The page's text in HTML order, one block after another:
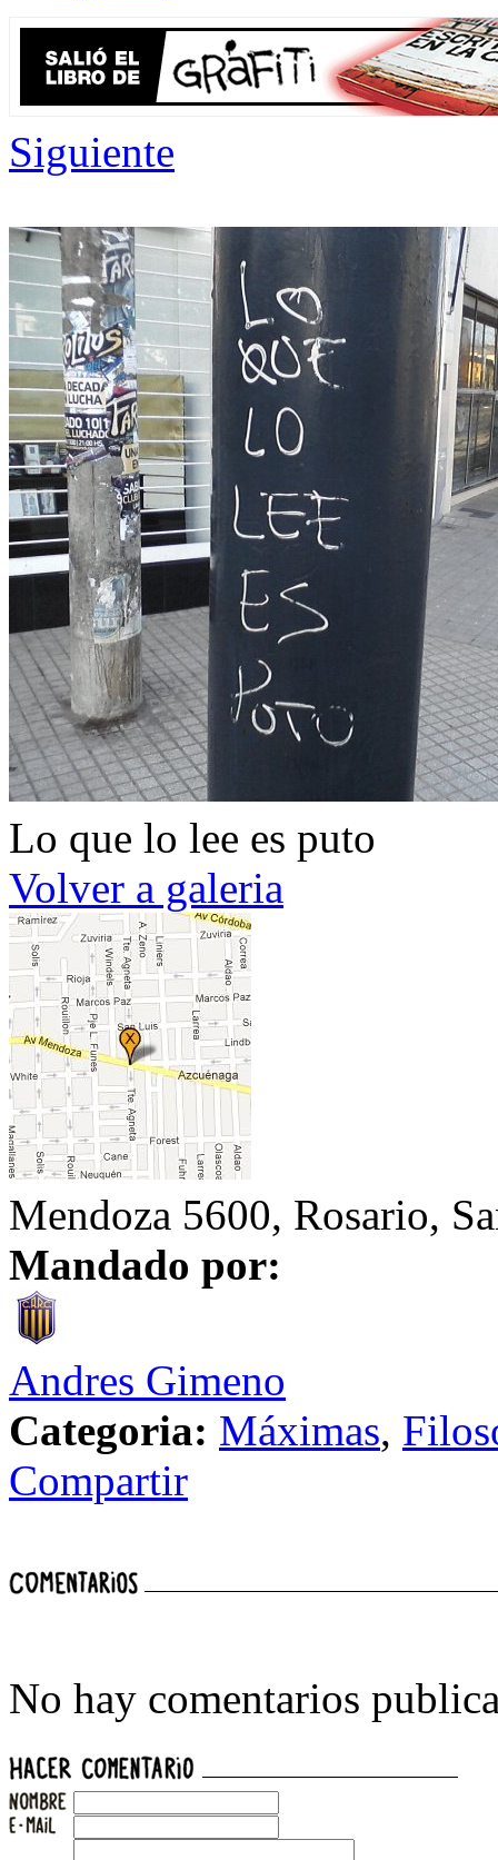
Siguiente
Lo que lo lee es puto
Volver a galeria
Mendoza 5600, Rosario,
Mandado por:
Andres Gimeno
Categoria: Máximas,
Compartir
No hay comentarios